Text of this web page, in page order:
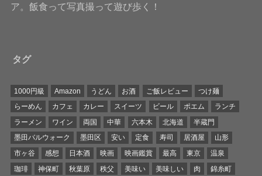
ア。飯食って写真撮って遊び歩く！
タグ
1000円級 Amazon うどん お酒 ご飯レビュー
つけ麺
らーめん
カフェ カレー スイーツ ビール ポエム
ランチ
ラーメン
ワイン 両国 中華 六本木 北海道
半蔵門
墨田バルウォーク
墨田区 安い 定食 寿司 居酒屋
山形
市ヶ谷
感想 日本酒 映画 映画鑑賞 最高 東京
温泉
珈琲
神保町 秋葉原 秩父 美味い 美味しい 肉 錦糸町